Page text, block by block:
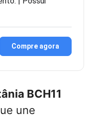
Compre agora
BCH11
une